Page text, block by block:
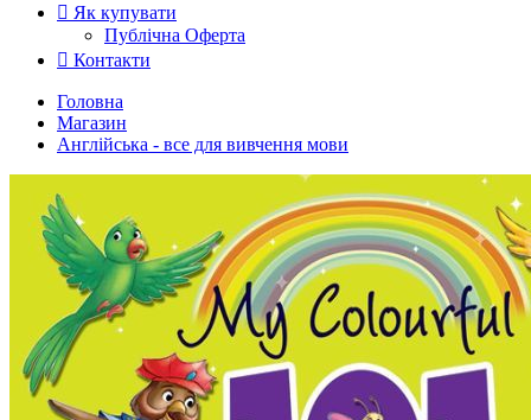
Як купувати
Публічна Оферта
Контакти
Головна
Магазин
Англійська - все для вивчення мови